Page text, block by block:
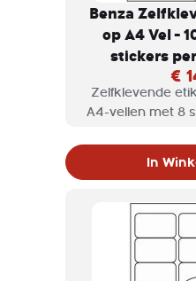
Benza
op A4 Vel -
stickers
€
Zelfklevende
A4-vellen met 8
In